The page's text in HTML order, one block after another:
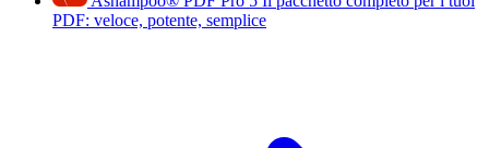
PDF: veloce, potente, semplice